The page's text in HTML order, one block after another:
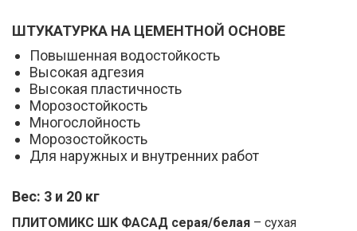
ШТУКАТУРКА НА ЦЕМЕНТНОЙ ОСНОВЕ
Повышенная водостойкость
Высокая адгезия
Высокая пластичность
Морозостойкость
Многослойность
Морозостойкость
Для наружных и внутренних работ
Вес: 3 и 20 кг
ПЛИТОМИКС ШК ФАСАД серая/белая – сухая